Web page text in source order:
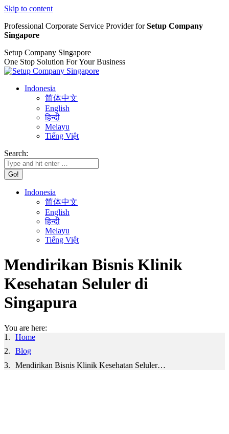
Skip to content
Professional Corporate Service Provider forSetup Company
Singapore
Setup Company Singapore
One Stop Solution For Your Business
Indonesia
简体中文
English
हिन्दी
Melayu
Tiếng Việt
Search:
Indonesia
简体中文
English
हिन्दी
Melayu
Tiếng Việt
Mendirikan Bisnis Klinik
Kesehatan Seluler di
Singapura
You are here:
Home
Blog
Mendirikan Bisnis Klinik Kesehatan Seluler…